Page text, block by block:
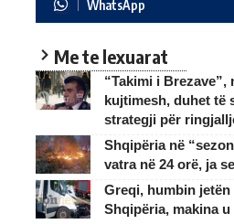
WhatsApp
Me te lexuarat
“Takimi i Brezave”,
kujtimesh, duhet të
strategji për
Shqipëria në
vatra në 24 orë, ja
Greqi, humbin jetën
Shqipëria, makina